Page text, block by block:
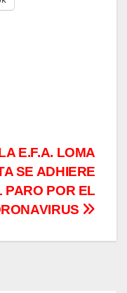
E.F.A. LOMA
SE ADHIERE
PARO POR EL